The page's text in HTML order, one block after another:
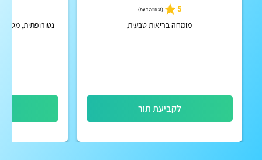
5
(3 חוות דעת )
מומחה בריאות טבעית
לקביעת תור